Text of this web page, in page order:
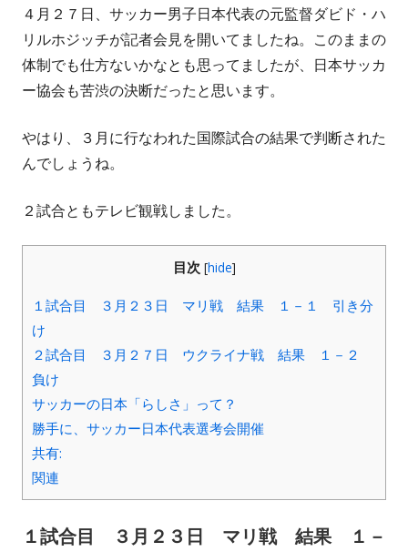
４月２７日、サッカー男子日本代表の元監督ダビド・ハ
リルホジッチが記者会見を開いてましたね。このままの
体制でも仕方ないかなとも思ってましたが、日本サッカ
ー協会も苦渋の決断だったと思います。
やはり、３月に行なわれた国際試合の結果で判断された
んでしょうね。
２試合ともテレビ観戦しました。
目次 [hide]
１試合目 ３月２３日 マリ戦 結果 １－１ 引き分
け
２試合目 ３月２７日 ウクライナ戦 結果 １－２
負け
サッカーの日本「らしさ」って？
勝手に、サッカー日本代表選考会開催
共有:
関連
１試合目 ３月２３日 マリ戦 結果 １－